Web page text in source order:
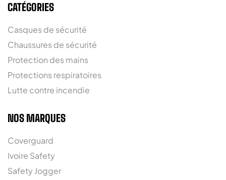
CATÉGORIES
Casques de sécurité
Chaussures de sécurité
Protection des mains
Protections respiratoires
Lutte contre incendie
NOS MARQUES
Coverguard
Ivoire Safety
Safety Jogger